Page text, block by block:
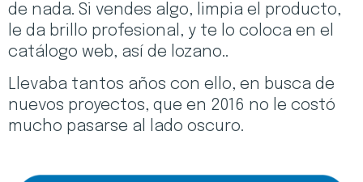
de nada. Si vendes algo, limpia el producto,
le da brillo profesional, y te lo coloca en el
catálogo web, así de lozano..
Llevaba tantos años con ello, en busca de
nuevos proyectos, que en 2016 no le costó
mucho pasarse al lado oscuro.